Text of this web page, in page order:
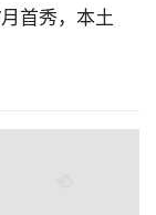
首秀，本土